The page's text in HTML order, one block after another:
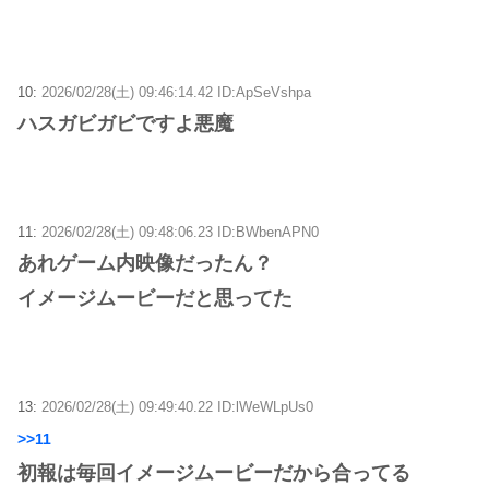
10: 2026/02/28(土) 09:46:14.42 ID:ApSeVshpa
ハスガビガビですよ悪魔
11: 2026/02/28(土) 09:48:06.23 ID:BWbenAPN0
あれゲーム内映像だったん？
イメージムービーだと思ってた
13: 2026/02/28(土) 09:49:40.22 ID:lWeWLpUs0
>>11
初報は毎回イメージムービーだから合ってる